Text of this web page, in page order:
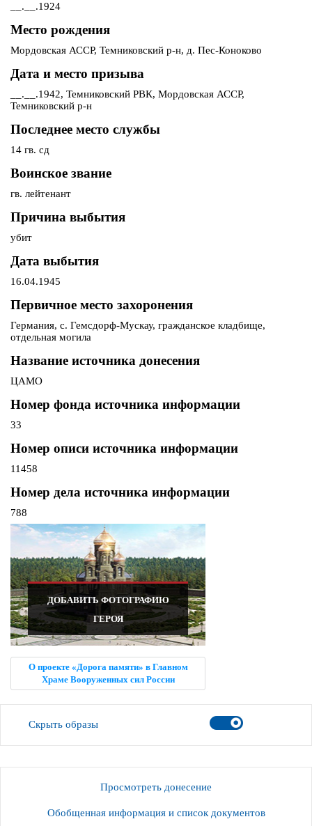
__.__.1924
Место рождения
Мордовская АССР, Темниковский р-н, д. Пес-Коноково
Дата и место призыва
__.__.1942, Темниковский РВК, Мордовская АССР,
Темниковский р-н
Последнее место службы
14 гв. сд
Воинское звание
гв. лейтенант
Причина выбытия
убит
Дата выбытия
16.04.1945
Первичное место захоронения
Германия, с. Гемсдорф-Мускау, гражданское кладбище,
отдельная могила
Название источника донесения
ЦАМО
Номер фонда источника информации
33
Номер описи источника информации
11458
Номер дела источника информации
788
ДОБАВИТЬ ФОТОГРАФИЮ
ГЕРОЯ
О проекте «Дорога памяти» в Главном
Храме Вооруженных сил России
Скрыть образы
Просмотреть донесение
Обобщенная информация и список документов